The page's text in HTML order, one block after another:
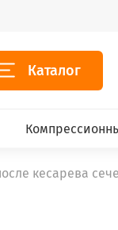
Каталог
кесарева